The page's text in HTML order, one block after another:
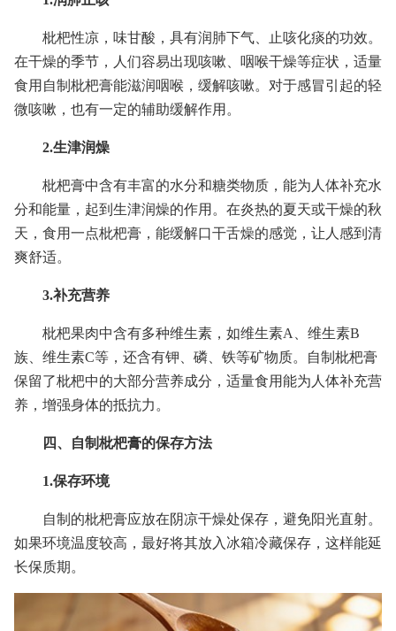
枇杷性凉，味甘酸，具有润肺下气、止咳化痰的功效。
在干燥的季节，人们容易出现咳嗽、咽喉干燥等症状，适量
食用自制枇杷膏能滋润咽喉，缓解咳嗽。对于感冒引起的轻
微咳嗽，也有一定的辅助缓解作用。
2.生津润燥
枇杷膏中含有丰富的水分和糖类物质，能为人体补充水
分和能量，起到生津润燥的作用。在炎热的夏天或干燥的秋
天，食用一点枇杷膏，能缓解口干舌燥的感觉，让人感到清
爽舒适。
3.补充营养
枇杷果肉中含有多种维生素，如维生素A、维生素B
族、维生素C等，还含有钾、磷、铁等矿物质。自制枇杷膏
保留了枇杷中的大部分营养成分，适量食用能为人体补充营
养，增强身体的抵抗力。
四、自制枇杷膏的保存方法
1.保存环境
自制的枇杷膏应放在阴凉干燥处保存，避免阳光直射。
如果环境温度较高，最好将其放入冰箱冷藏保存，这样能延
长保质期。